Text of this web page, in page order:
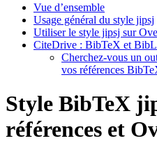
Vue d’ensemble
Usage général du style jipsj
Utiliser le style jipsj sur
CiteDrive : BibTeX et
Cherchez-vous un
vos références
Style BibTeX
références et